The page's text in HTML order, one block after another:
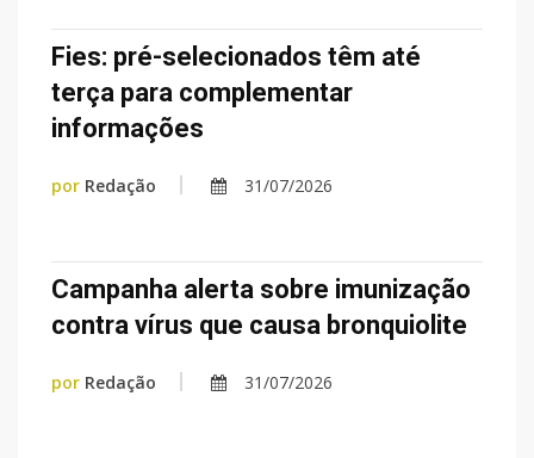
Fies: pré-selecionados têm até
terça para complementar
informações
por Redação 31/07/2026
Campanha alerta sobre imunização
contra vírus que causa bronquiolite
por Redação 31/07/2026